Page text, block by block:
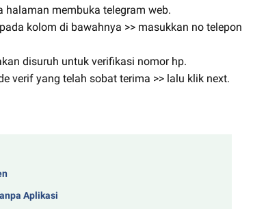
halaman membuka telegram web.
kolom di bawahnya >> masukkan no telepon
disuruh untuk verifikasi nomor hp.
verif yang telah sobat terima >> lalu klik next.
Aplikasi